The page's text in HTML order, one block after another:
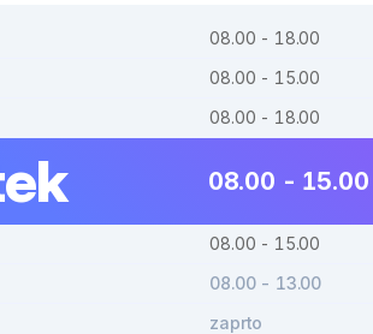
08.00 - 18.00
08.00 - 15.00
08.00 - 18.00
08.00 - 15.00
08.00 - 15.00
08.00 - 13.00
zaprto